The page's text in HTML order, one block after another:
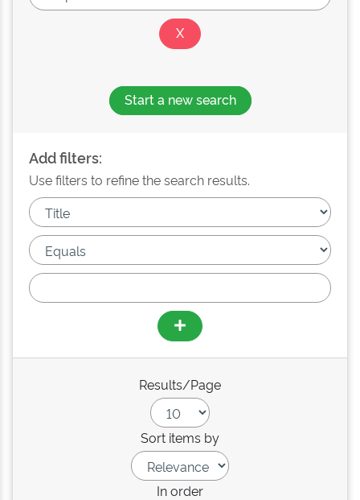
Start a new search
Add filters:
Use filters to refine the search results.
Results/Page
Sort items by
In order